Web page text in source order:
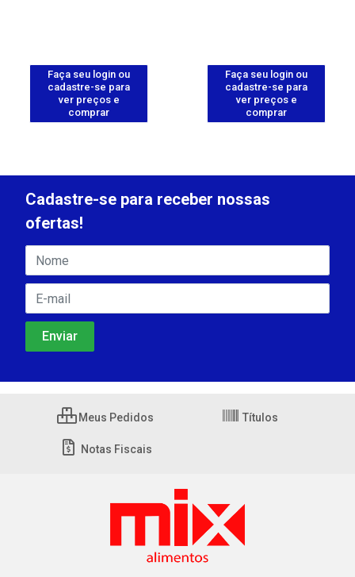
Faça seu login ou
cadastre-se para
ver preços e
comprar
Faça seu login ou
cadastre-se para
ver preços e
comprar
Cadastre-se para receber nossas
ofertas!
Meus Pedidos Títulos
Notas Fiscais